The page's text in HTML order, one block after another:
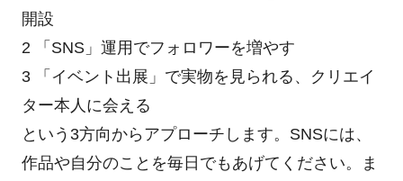
開設
2 「SNS」運用でフォロワーを増やす
3 「イベント出展」で実物を見られる、クリエイ
ター本人に会える
という3方向からアプローチします。SNSには、
作品や自分のことを毎日でもあげてください。ま